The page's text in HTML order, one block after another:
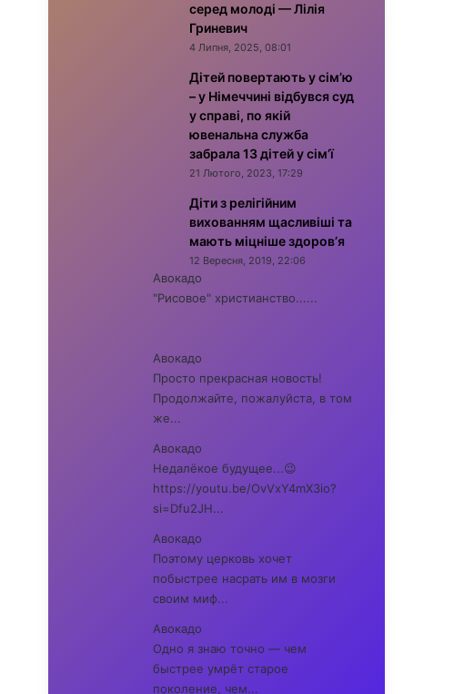
серед молоді — Лілія
Гриневич
4 Липня, 2025, 08:01
Дітей повертають у сім’ю
– у Німеччині відбувся суд
у справі, по якій
ювенальна служба
забрала 13 дітей у сім’ї
21 Лютого, 2023, 17:29
Діти з релігійним
вихованням щасливіші та
мають міцніше здоров’я
12 Вересня, 2019, 22:06
Авокадо
"Рисовое" христианство......
Авокадо
Просто прекрасная новость!
Продолжайте, пожалуйста, в том
же...
Авокадо
Недалёкое будущее...😉
https://youtu.be/OvVxY4mX3io?
si=Dfu2JH...
Авокадо
Поэтому церковь хочет
побыстрее насрать им в мозги
своим миф...
Авокадо
Одно я знаю точно — чем
быстрее умрёт старое
поколение, чем...